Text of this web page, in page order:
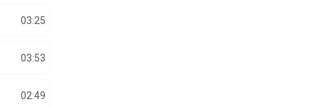
03:25
03:53
02:49